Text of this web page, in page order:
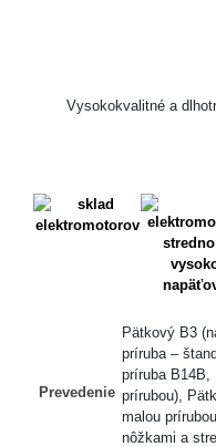
Vysokokvalitné a
Prevedenie
Pätkový B3
príruba –
príruba B14B,
prírubou),
malou
nôžkami a